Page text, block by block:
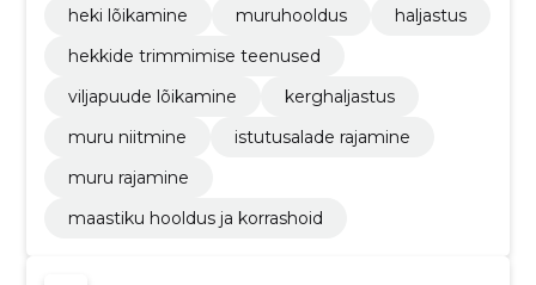
heki lõikamine
muruhooldus
haljastus
hekkide trimmimise teenused
viljapuude lõikamine
kerghaljastus
muru niitmine
istutusalade rajamine
muru rajamine
maastiku hooldus ja korrashoid